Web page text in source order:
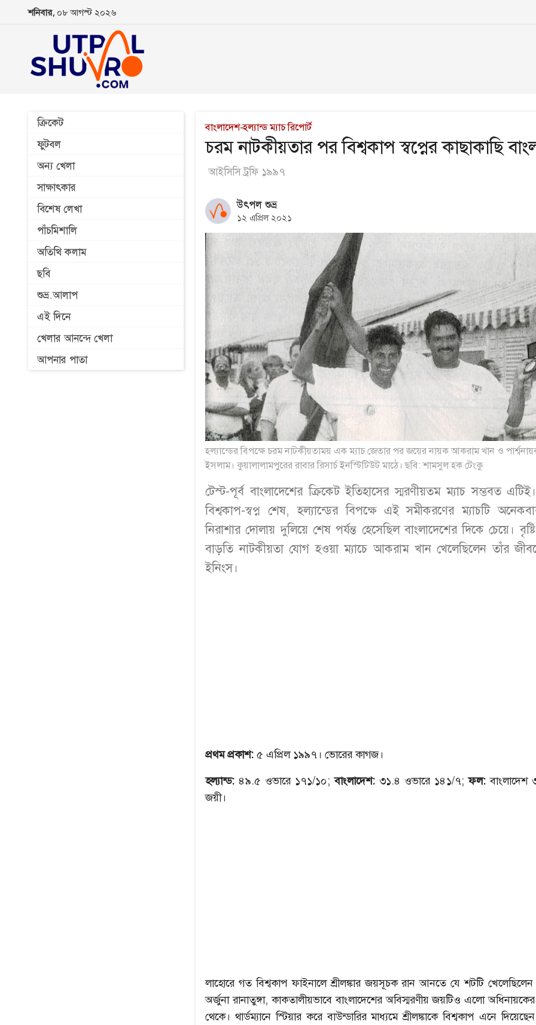
শনিবার, ০৮ আগস্ট ২০২৬
ক্রিকেট
ফুটবল
অন্য খেলা
সাক্ষাৎকার
বিশেষ লেখা
পাঁচমিশালি
অতিথি কলাম
ছবি
শুভ্র.আলাপ
এই দিনে
খেলার আনন্দে খেলা
আপনার পাতা
বাংলাদেশ-হল্যান্ড ম্যাচ রিপোর্ট
চরম নাটকীয়তার পর বিশ্বকাপ স্বপ্নের কাছাকাছি
আইসিসি ট্রফি ১৯৯৭
উৎপল শুভ্র
১২ এপ্রিল ২০২১
হল্যান্ডের বিপক্ষে চরম নাটকীয়তাময় এক ম্যাচ জেতার পর জয়ের নায়ক আকরাম খান ও
ইসলাম। কুয়ালালামপুরের রাবার রিসার্চ ইনস্টিটিউট মাঠে। ছবি: শামসুল হক টেংকু
টেস্ট-পূর্ব বাংলাদেশের ক্রিকেট ইতিহাসের স্মরণীয়তম ম্যাচ সম্ভবত
বিশ্বকাপ-স্বপ্ন শেষ, হল্যান্ডের বিপক্ষে এই সমীকরণের ম্যাচটি
নিরাশার দোলায় দুলিয়ে শেষ পর্যন্ত হেসেছিল বাংলাদেশের দিকে চেয়ে।
বাড়তি নাটকীয়তা যোগ হওয়া ম্যাচে আকরাম খান খেলেছিলেন তাঁর
ইনিংস।
প্রথম প্রকাশ: ৫ এপ্রিল ১৯৯৭। ভোরের কাগজ।
হল্যান্ড: ৪৯.৫ ওভারে ১৭১/১০;বাংলাদেশ:৩১.৪ ওভারে ১৪১/৭;ফল: বাংলাদেশ
জয়ী।
লাহোরে গত বিশ্বকাপ ফাইনালে শ্রীলঙ্কার জয়সূচক রান আনতে যে শটটি
অর্জুনা রানাতুঙ্গা, কাকতালীয়ভাবে বাংলাদেশের অবিস্মরণীয় জয়টিও এলো
থেকে। থার্ডম্যানে স্টিয়ার করে বাউন্ডারির মাধ্যমে শ্রীলঙ্কাকে বিশ্বকাপ এনে দিয়েছেন